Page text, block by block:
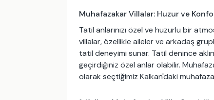
Muhafazakar Villalar: Huzur ve
Tatil anlarınızı özel ve huzurlu bir
villalar, özellikle aileler ve arkadaş
tatil deneyimi sunar. Tatil denince
geçirdiğiniz özel anlar olabilir.
olarak seçtiğimiz Kalkan'daki